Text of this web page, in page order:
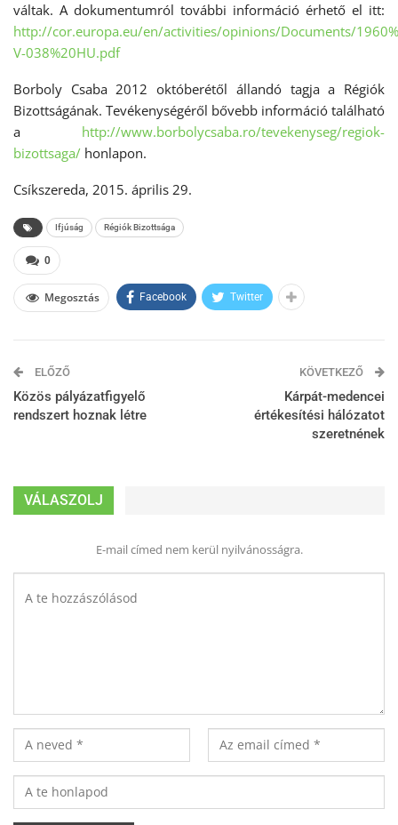
váltak. A dokumentumról további információ érhető el itt:
http://cor.europa.eu/en/activities/opinions/Documents/
V-038%20HU.pdf
Borboly Csaba 2012 októberétől állandó tagja a Régiók
Bizottságának. Tevékenységéről bővebb információ található
a http://www.borbolycsaba.ro/tevekenyseg/regiok-
bizottsaga/ honlapon.
Csíkszereda, 2015. április 29.
Ifjúság Régiók Bizottsága
0
Megosztás Facebook Twitter
ELŐZŐ
Közös pályázatfigyelő
rendszert hoznak létre
KÖVETKEZŐ
Kárpát-medencei
értékesítési hálózatot
szeretnének
VÁLASZOLJ
E-mail címed nem kerül nyilvánosságra.